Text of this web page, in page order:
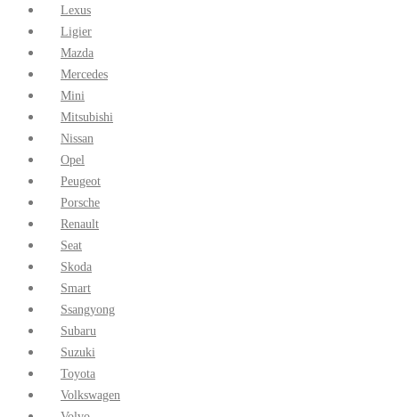
Lexus
Ligier
Mazda
Mercedes
Mini
Mitsubishi
Nissan
Opel
Peugeot
Porsche
Renault
Seat
Skoda
Smart
Ssangyong
Subaru
Suzuki
Toyota
Volkswagen